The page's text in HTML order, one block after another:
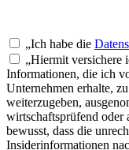
„Ich habe die
„Hiermit versichere
Informationen, die ich
Unternehmen erhalte,
weiterzugeben,
wirtschaftsprüfend
bewusst, dass die
Insiderinformationen